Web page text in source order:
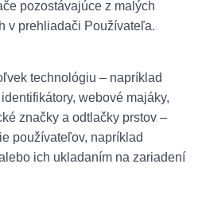
pozostávajúce z malých
v prehliadači Používateľa.
technológiu – napríklad
webové majáky,
značky a odtlačky prstov –
používateľov, napríklad
ich ukladaním na zariadení